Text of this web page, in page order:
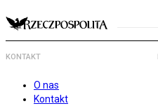
KONTAKT
O nas
Kontakt